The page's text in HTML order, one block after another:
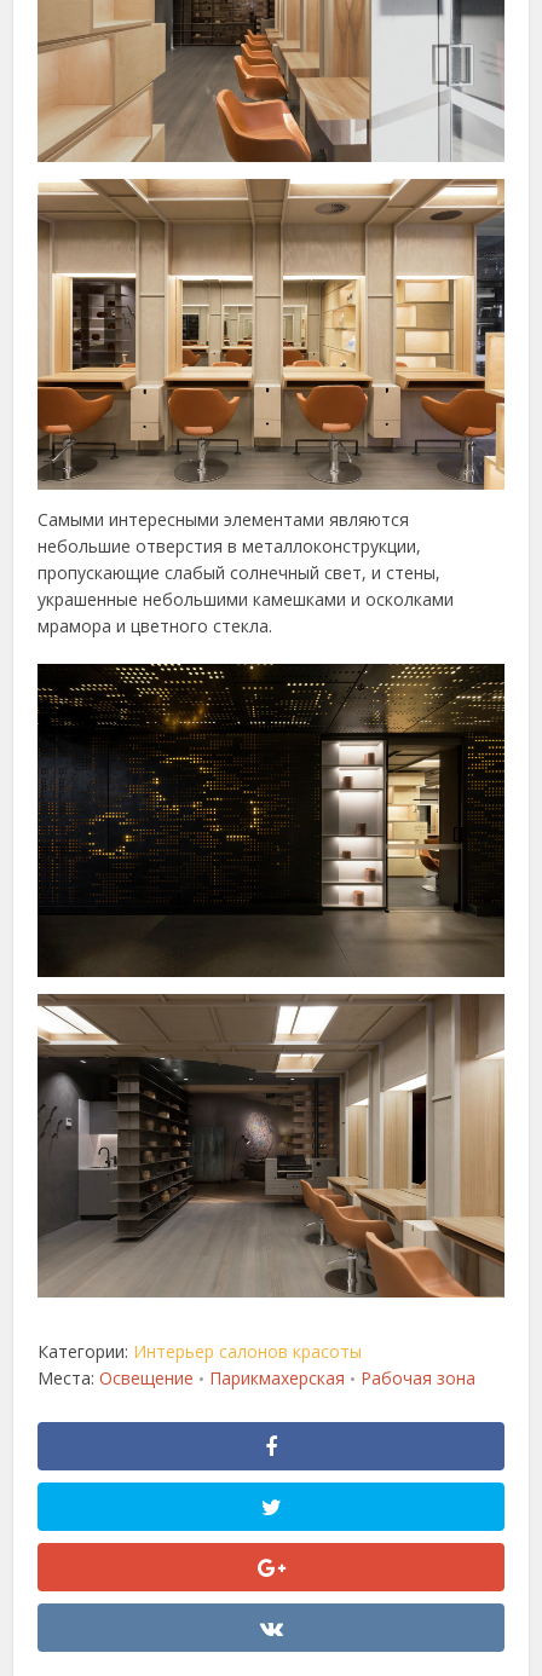
Самыми интересными элементами являются
небольшие отверстия в металлоконструкции,
пропускающие слабый солнечный свет, и стены,
украшенные небольшими камешками и осколками
мрамора и цветного стекла.
Категории: Интерьер салонов красоты
Места:Освещение • Парикмахерская • Рабочая зона